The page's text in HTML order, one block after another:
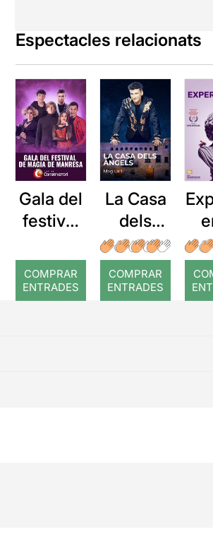
Espectacles relacionats
Gala del
festival
màgia
de
COMPRAR
ENTRADES
La Casa
dels
Àngels
COMPRAR
ENTRADES